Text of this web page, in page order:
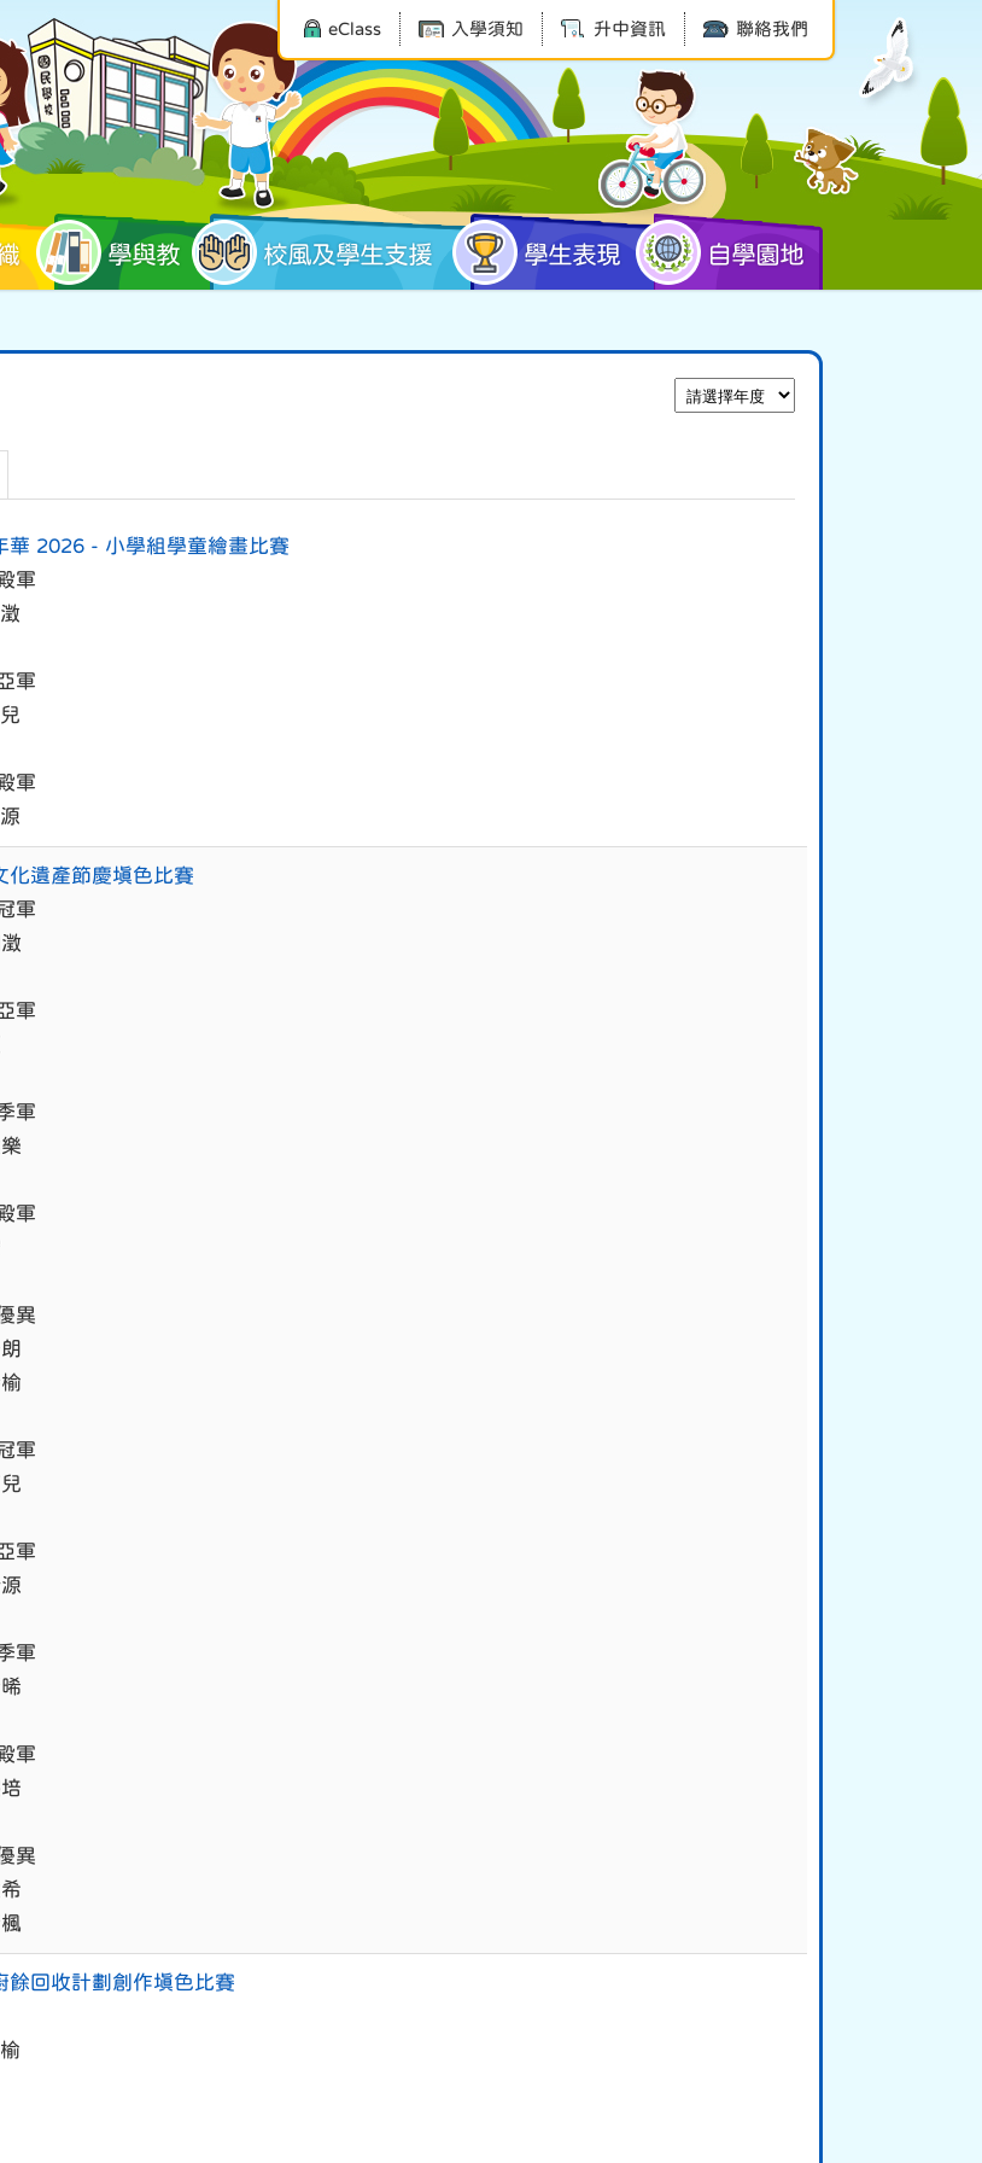
eClass 入學須知 升中資訊 聯絡我們
學與教 校風及學生支援 學生表現 自學園地
華 2026 - 小學組學童繪畫比賽
軍
軍
軍
化遺產節慶填色比賽
軍
軍
軍
軍
異
軍
軍
軍
軍
異
餘回收計劃創作填色比賽